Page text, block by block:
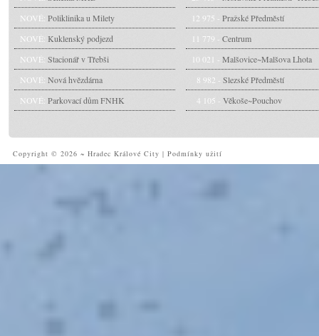
NOVÉ: Poliklinika u Milety
NOVÉ: Kuklenský podjezd
NOVÉ: Stacionář v Třebši
NOVÉ: Nová hvězdárna
NOVÉ: Parkovací dům FNHK
12 975 - Pražské Předměstí
11 779 - Centrum
10 021 - Malšovice~Malšova Lhota
8 982 - Slezské Předměstí
4 105 - Věkoše~Pouchov
Copyright © 2026 ~ Hradec Králové City | Podmínky užití